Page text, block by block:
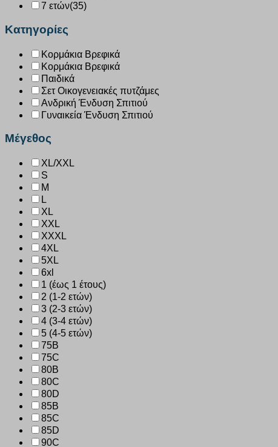
7 ετών(35)
Κατηγορίες
Κορμάκια Βρεφικά
Κορμάκια Βρεφικά
Παιδικά
Σετ Οικογενειακές πυτζάμες
Ανδρική Ένδυση Σπιτιού
Γυναικεία Ένδυση Σπιτιού
Μέγεθος
XL/XXL
S
M
L
XL
XXL
XXXL
4XL
5XL
6xl
1 (έως 1 έτους)
2 (1-2 ετών)
3 (2-3 ετών)
4 (3-4 ετών)
5 (4-5 ετών)
75B
75C
80B
80C
80D
85B
85C
85D
90C